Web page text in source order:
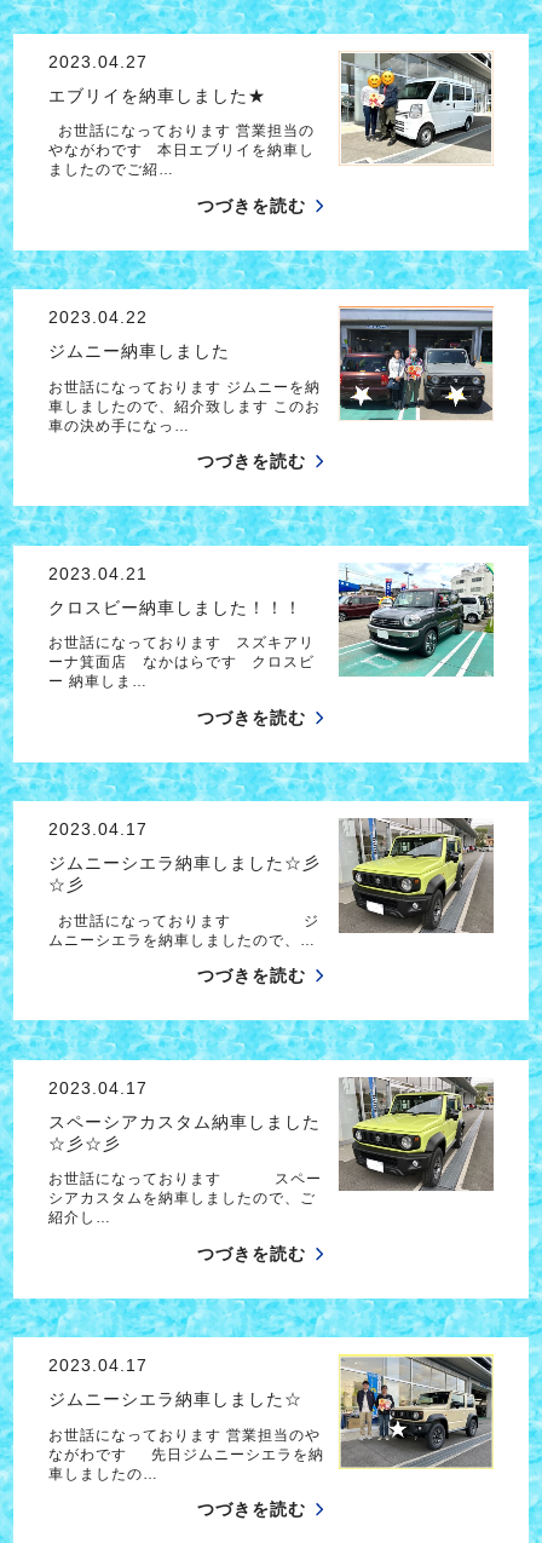
2023.04.27
エブリイを納車しました★
お世話になっております 営業担当の
やながわです 本日エブリイを納車し
ましたのでご紹…
つづきを読む
2023.04.22
ジムニー納車しました
お世話になっております ジムニーを納
車しましたので、紹介致します このお
車の決め手になっ…
つづきを読む
2023.04.21
クロスビー納車しました！！！
お世話になっております スズキアリ
ーナ箕面店 なかはらです クロスビ
ー 納車しま…
つづきを読む
2023.04.17
ジムニーシエラ納車しました☆彡
☆彡
お世話になっております ジ
ムニーシエラを納車しましたので、…
つづきを読む
2023.04.17
スペーシアカスタム納車しました
☆彡☆彡
お世話になっております スペー
シアカスタムを納車しましたので、ご
紹介し…
つづきを読む
2023.04.17
ジムニーシエラ納車しました☆
お世話になっております 営業担当のや
ながわです 先日ジムニーシエラを納
車しましたの…
つづきを読む